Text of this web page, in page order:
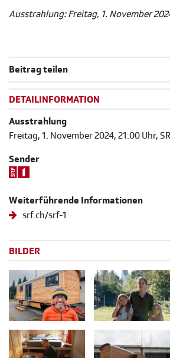
Ausstrahlung: Freitag, 1. November
Beitrag teilen
DETAILINFORMATION
Ausstrahlung
Freitag, 1. November 2024, 21.00 Uhr,
Sender
Weiterführende Informationen
srf.ch/srf-1
BILDER